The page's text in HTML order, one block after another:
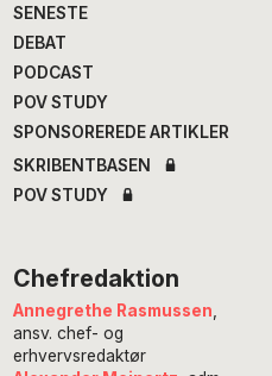
SENESTE
DEBAT
PODCAST
POV STUDY
SPONSOREREDE ARTIKLER
SKRIBENTBASEN
POV STUDY
Chefredaktion
Annegrethe Rasmussen,
ansv. chef- og
erhvervsredaktør